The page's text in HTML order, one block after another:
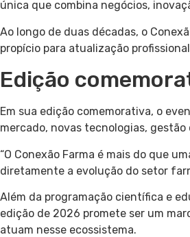
única que combina negócios,
Ao longo de duas décadas, o
propício para atualização
Edição
Em sua edição comemorativa, o
mercado, novas tecnologias,
“O Conexão Farma é mais do que
diretamente a evolução do setor
Além da programação científica e
edição de 2026 promete ser um
atuam nesse ecossistema.